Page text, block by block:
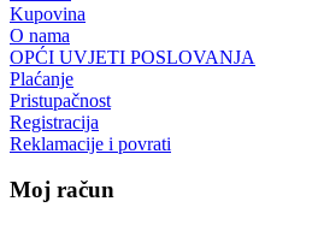
Kupovina
O nama
OPĆI UVJETI POSLOVANJA
Plaćanje
Pristupačnost
Registracija
Reklamacije i povrati
Moj račun